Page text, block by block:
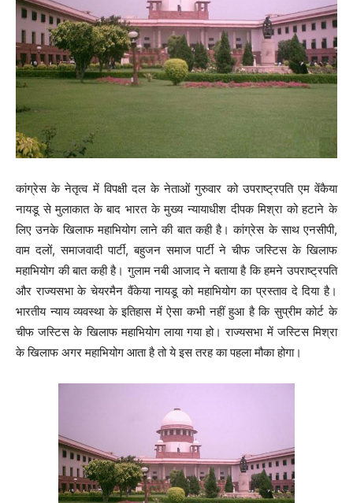
कांग्रेस के नेतृत्व में विपक्षी दल के नेताओं गुरुवार को उपराष्ट्रपति एम वेंकैया
नायडू से मुलाकात के बाद भारत के मुख्य न्यायाधीश दीपक मिश्रा को हटाने के
लिए उनके खिलाफ महाभियोग लाने की बात कही है। कांग्रेस के साथ एनसीपी,
वाम दलों, समाजवादी पार्टी, बहुजन समाज पार्टी ने चीफ जस्टिस के खिलाफ
महाभियोग की बात कही है। गुलाम नबी आजाद ने बताया है कि हमने उपराष्ट्रपति
और राज्यसभा के चेयरमैन वैंकेया नायडू को महाभियोग का प्रस्ताव दे दिया है।
भारतीय न्याय व्यवस्था के इतिहास में ऐसा कभी नहीं हुआ है कि सुप्रीम कोर्ट के
चीफ जस्टिस के खिलाफ महाभियोग लाया गया हो। राज्यसभा में जस्टिस मिश्रा
के खिलाफ अगर महाभियोग आता है तो ये इस तरह का पहला मौका होगा।